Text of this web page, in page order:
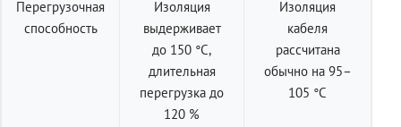
Перегрузочная
способность
Изоляция
выдерживает
до 150 °C,
длительная
перегрузка до
120 %
Изоляция
кабеля
рассчитана
обычно на 95–
105 °C